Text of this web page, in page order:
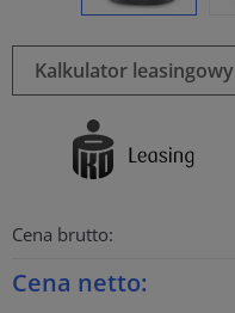
Kalkulator leasingowy
Cena brutto:
Cena netto: